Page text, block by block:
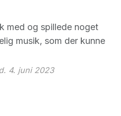
med og spillede noget
musik, som der kunne
4. juni 2023